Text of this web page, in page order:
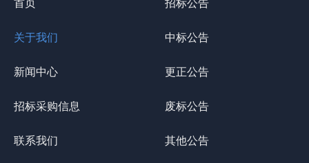
首页
关于我们
新闻中心
招标采购信息
联系我们
招标公告
中标公告
更正公告
废标公告
其他公告